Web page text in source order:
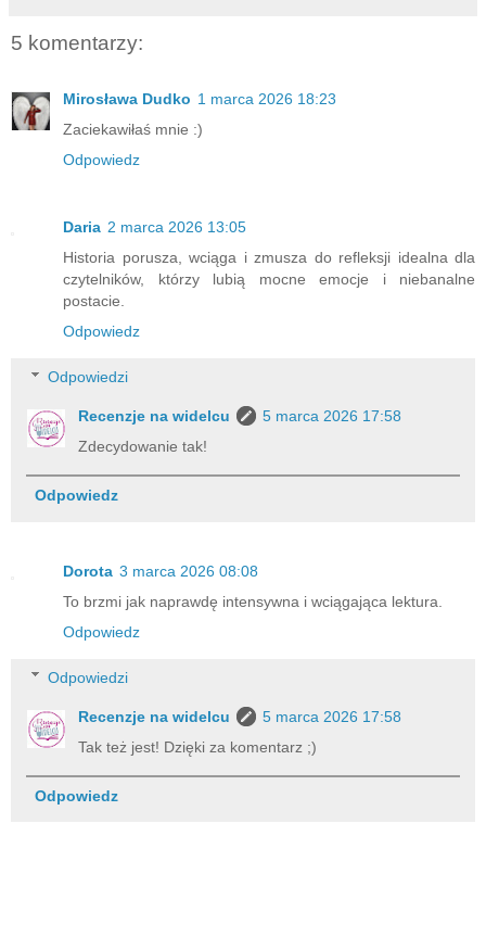
5 komentarzy:
Mirosława Dudko 1 marca 2026 18:23
Zaciekawiłaś mnie :)
Odpowiedz
Daria 2 marca 2026 13:05
Historia porusza, wciąga i zmusza do refleksji idealna dla
czytelników, którzy lubią mocne emocje i niebanalne
postacie.
Odpowiedz
Odpowiedzi
Recenzje na widelcu
5 marca 2026 17:58
Zdecydowanie tak!
Odpowiedz
Dorota 3 marca 2026 08:08
To brzmi jak naprawdę intensywna i wciągająca lektura.
Odpowiedz
Odpowiedzi
Recenzje na widelcu
5 marca 2026 17:58
Tak też jest! Dzięki za komentarz ;)
Odpowiedz